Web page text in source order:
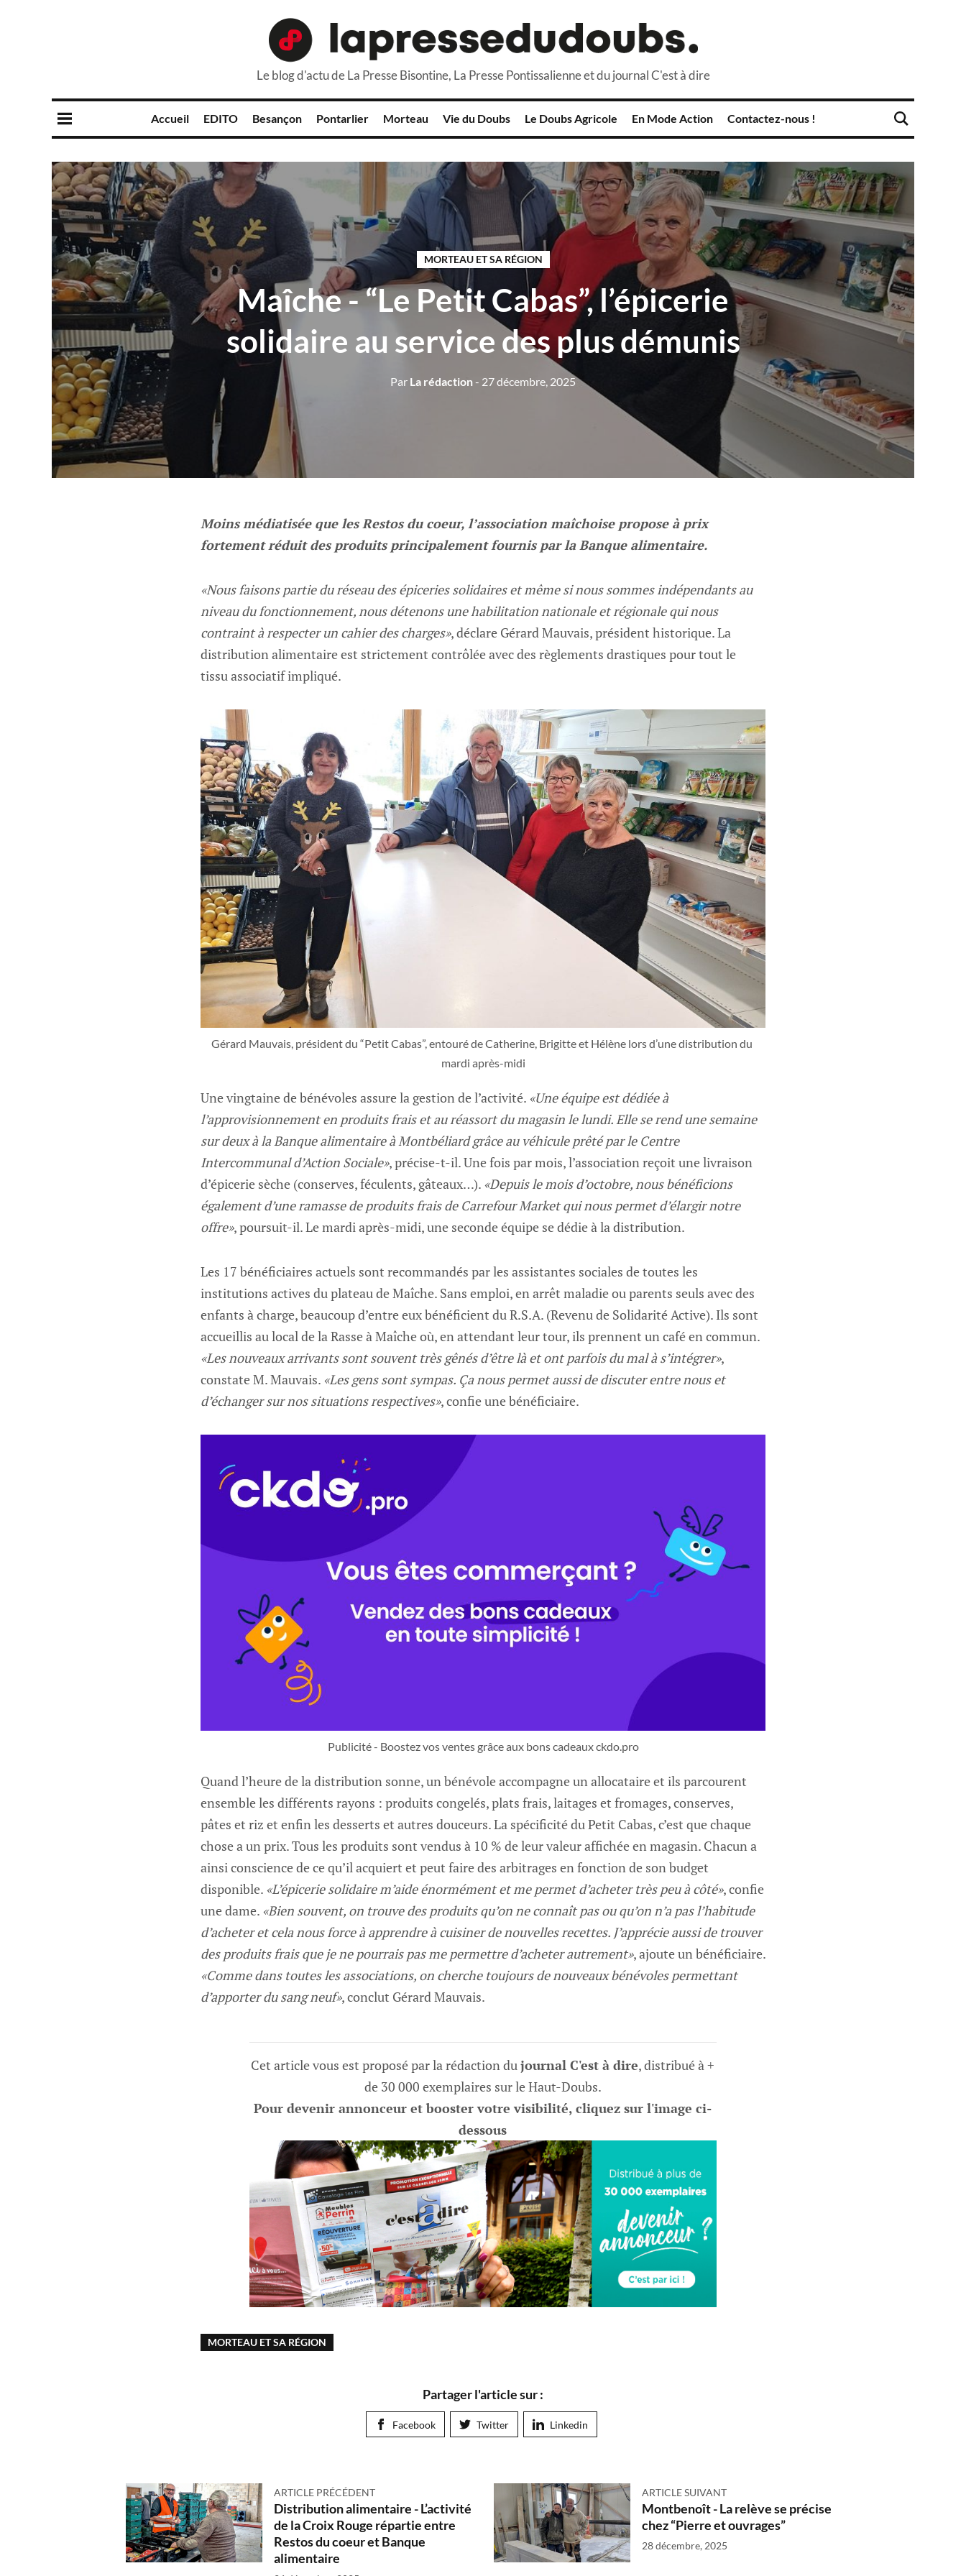
Le blog d'actu de La Presse Bisontine, La Presse Pontissalienne et du journal C'est à dire
Accueil EDITO Besançon Pontarlier Morteau Vie du Doubs Le Doubs Agricole En Mode Action Contactez-nous !
MORTEAU ET SA RÉGION
Maîche - “Le Petit Cabas”, l’épicerie
solidaire au service des plus démunis
Par La rédaction- 27 décembre, 2025
Moins médiatisée que les Restos du coeur, l’association maîchoise propose à prix
fortement réduit des produits principalement fournis par la Banque alimentaire.
«Nous faisons partie du réseau des épiceries solidaires et même si nous sommes indépendants au
niveau du fonctionnement, nous détenons une habilitation nationale et régionale qui nous
contraint à respecter un cahier des charges», déclare Gérard Mauvais, président historique. La
distribution alimentaire est strictement contrôlée avec des règlements drastiques pour tout le
tissu associatif impliqué.
Gérard Mauvais, président du “Petit Cabas”, entouré de Catherine, Brigitte et Hélène lors d’une distribution du
mardi après-midi
Une vingtaine de bénévoles assure la gestion de l’activité. «Une équipe est dédiée à
l’approvisionnement en produits frais et au réassort du magasin le lundi. Elle se rend une semaine
sur deux à la Banque alimentaire à Montbéliard grâce au véhicule prêté par le Centre
Intercommunal d’Action Sociale», précise-t-il. Une fois par mois, l’association reçoit une livraison
d’épicerie sèche (conserves, féculents, gâteaux…). «Depuis le mois d’octobre, nous bénéficions
également d’une ramasse de produits frais de Carrefour Market qui nous permet d’élargir notre
offre», poursuit-il. Le mardi après-midi, une seconde équipe se dédie à la distribution.
Les 17 bénéficiaires actuels sont recommandés par les assistantes sociales de toutes les
institutions actives du plateau de Maîche. Sans emploi, en arrêt maladie ou parents seuls avec des
enfants à charge, beaucoup d’entre eux bénéficient du R.S.A. (Revenu de Solidarité Active). Ils sont
accueillis au local de la Rasse à Maîche où, en attendant leur tour, ils prennent un café en commun.
«Les nouveaux arrivants sont souvent très gênés d’être là et ont parfois du mal à s’intégrer»,
constate M. Mauvais. «Les gens sont sympas. Ça nous permet aussi de discuter entre nous et
d’échanger sur nos situations respectives», confie une bénéficiaire.
Publicité - Boostez vos ventes grâce aux bons cadeaux ckdo.pro
Quand l’heure de la distribution sonne, un bénévole accompagne un allocataire et ils parcourent
ensemble les différents rayons : produits congelés, plats frais, laitages et fromages, conserves,
pâtes et riz et enfin les desserts et autres douceurs. La spécificité du Petit Cabas, c’est que chaque
chose a un prix. Tous les produits sont vendus à 10 % de leur valeur affichée en magasin. Chacun a
ainsi conscience de ce qu’il acquiert et peut faire des arbitrages en fonction de son budget
disponible. «L’épicerie solidaire m’aide énormément et me permet d’acheter très peu à côté», confie
une dame. «Bien souvent, on trouve des produits qu’on ne connaît pas ou qu’on n’a pas l’habitude
d’acheter et cela nous force à apprendre à cuisiner de nouvelles recettes. J’apprécie aussi de trouver
des produits frais que je ne pourrais pas me permettre d’acheter autrement», ajoute un bénéficiaire.
«Comme dans toutes les associations, on cherche toujours de nouveaux bénévoles permettant
d’apporter du sang neuf», conclut Gérard Mauvais.
Cet article vous est proposé par la rédaction dujournal C'est à dire, distribué à +
de 30 000 exemplaires sur le Haut-Doubs.
Pour devenir annonceur et booster votre visibilité, cliquez sur l'image ci-
dessous
MORTEAU ET SA RÉGION
Partager l'article sur :
Facebook Twitter Linkedin
ARTICLE PRÉCÉDENT
Distribution alimentaire - L’activité
de la Croix Rouge répartie entre
Restos du coeur et Banque
alimentaire
ARTICLE SUIVANT
Montbenoît - La relève se précise
chez “Pierre et ouvrages”
28 décembre, 2025